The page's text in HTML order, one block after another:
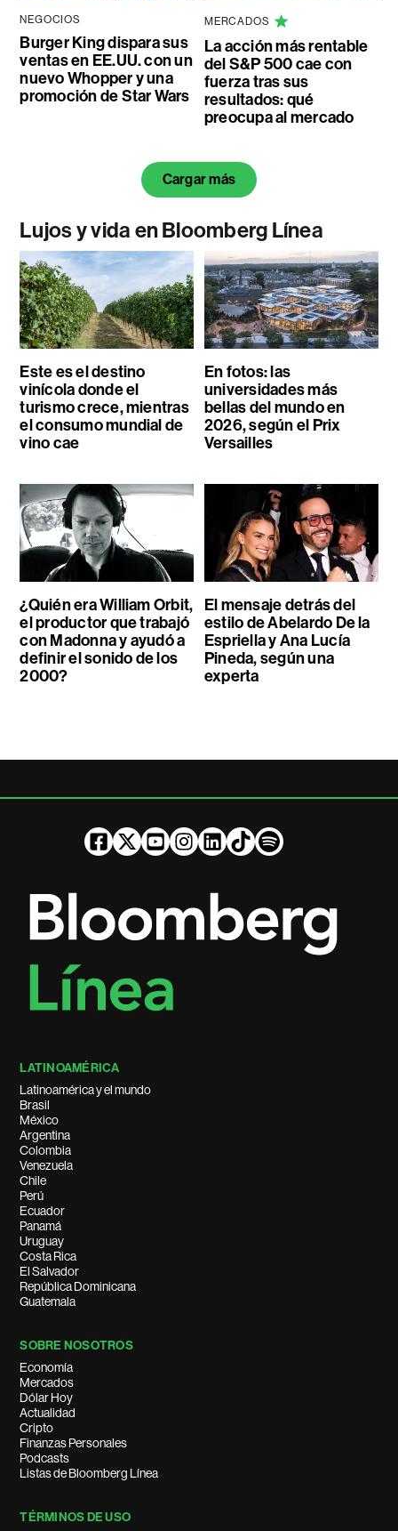
NEGOCIOS
Burger King dispara sus
ventas en EE.UU. con un
nuevo Whopper y una
promoción de Star Wars
MERCADOS
La acción más rentable
del S&P 500 cae con
fuerza tras sus
resultados: qué
preocupa al mercado
Cargar más
Lujos y vida en Bloomberg Línea
Este es el destino
vinícola donde el
turismo crece, mientras
el consumo mundial de
vino cae
En fotos: las
universidades más
bellas del mundo en
2026, según el Prix
Versailles
¿Quién era William Orbit,
el productor que trabajó
con Madonna y ayudó a
definir el sonido de los
2000?
El mensaje detrás del
estilo de Abelardo De la
Espriella y Ana Lucía
Pineda, según una
experta
LATINOAMÉRICA
Latinoamérica y el mundo
Brasil
México
Argentina
Colombia
Venezuela
Chile
Perú
Ecuador
Panamá
Uruguay
Costa Rica
El Salvador
República Dominicana
Guatemala
SOBRE NOSOTROS
Economía
Mercados
Dólar Hoy
Actualidad
Cripto
Finanzas Personales
Podcasts
Listas de Bloomberg Línea
TÉRMINOS DE USO